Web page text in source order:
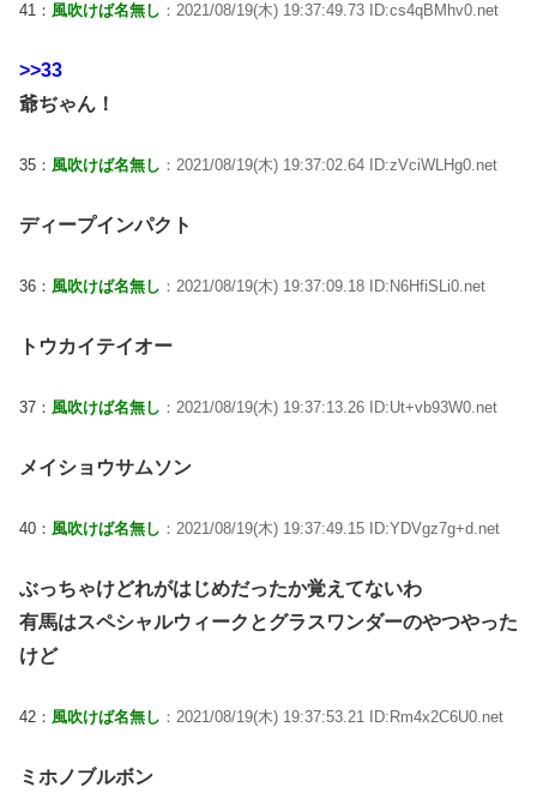
41： 風吹けば名無し ：2021/08/19(木) 19:37:49.73 ID:cs4qBMhv0.net
>>33
爺ぢゃん！
35： 風吹けば名無し ：2021/08/19(木) 19:37:02.64 ID:zVciWLHg0.net
ディープインパクト
36： 風吹けば名無し ：2021/08/19(木) 19:37:09.18 ID:N6HfiSLi0.net
トウカイテイオー
37： 風吹けば名無し ：2021/08/19(木) 19:37:13.26 ID:Ut+vb93W0.net
メイショウサムソン
40： 風吹けば名無し ：2021/08/19(木) 19:37:49.15 ID:YDVgz7g+d.net
ぶっちゃけどれがはじめだったか覚えてないわ
有馬はスペシャルウィークとグラスワンダーのやつやった
けど
42： 風吹けば名無し ：2021/08/19(木) 19:37:53.21 ID:Rm4x2C6U0.net
ミホノブルボン